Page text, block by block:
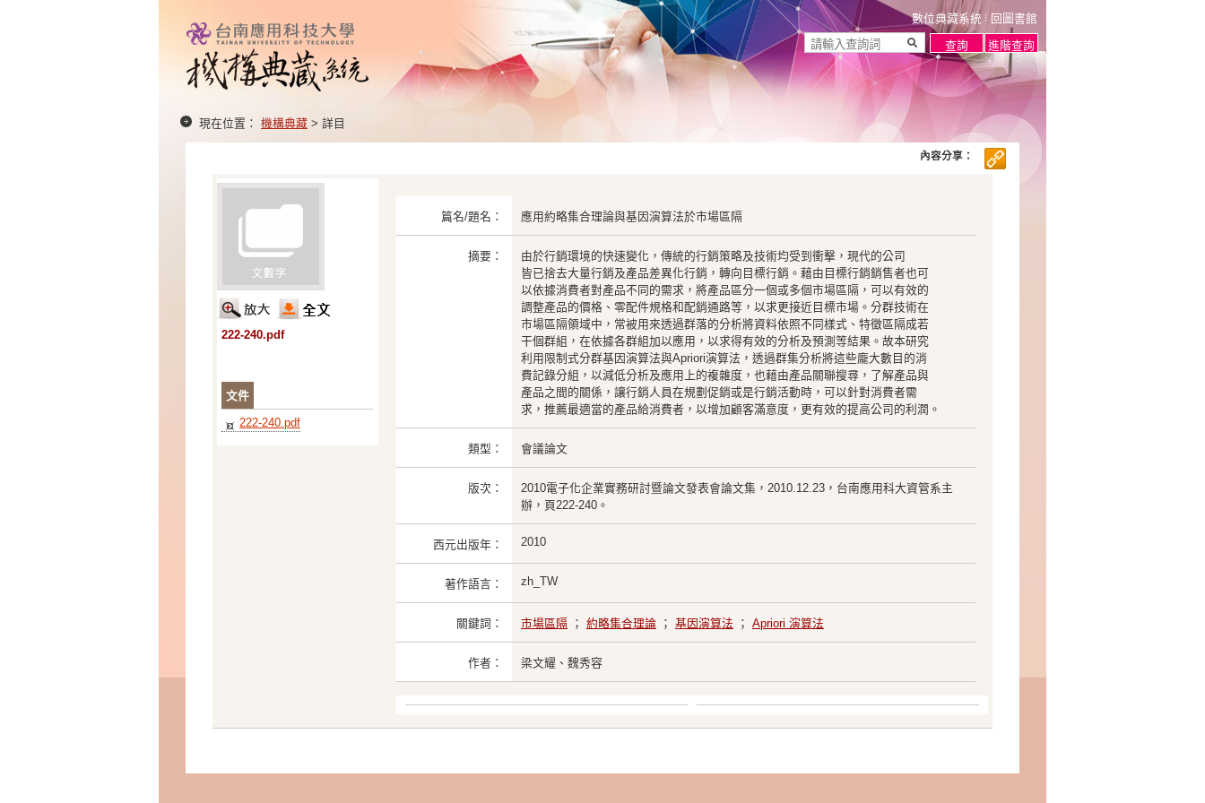
數位典藏系統 回圖書館
現在位置： 機構典藏 > 詳目
222-240.pdf
文件
222-240.pdf
篇名/題名： 應用約略集合理論與基因演算法於市場區隔
摘要：
由於行銷環境的快速變化，傳統的行銷策略及技術均受到衝擊，現代的公司
皆已捨去大量行銷及產品差異化行銷，轉向目標行銷。藉由目標行銷銷售者也可
以依據消費者對產品不同的需求，將產品區分一個或多個市場區隔，可以有效的
調整產品的價格、零配件規格和配銷通路等，以求更接近目標市場。分群技術在
市場區隔領域中，常被用來透過群落的分析將資料依照不同樣式、特徵區隔成若
干個群組，在依據各群組加以應用，以求得有效的分析及預測等結果。故本研究
利用限制式分群基因演算法與Apriori演算法，透過群集分析將這些龐大數目的消
費記錄分組，以減低分析及應用上的複雜度，也藉由產品關聯搜尋，了解產品與
產品之間的關係，讓行銷人員在規劃促銷或是行銷活動時，可以針對消費者需
求，推薦最適當的產品給消費者，以增加顧客滿意度，更有效的提高公司的利潤。
類型： 會議論文
版次：
2010電子化企業實務研討暨論文發表會論文集，2010.12.23，台南應用科大資管系主
辦，頁222-240。
西元出版年： 2010
著作語言： zh_TW
關鍵詞： 市場區隔 ； 約略集合理論 ； 基因演算法 ； Apriori 演算法
作者： 梁文耀、魏秀容
內容分享：